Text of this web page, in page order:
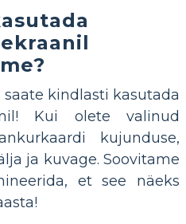
kindlasti kasutada
Kui olete valinud
kujunduse,
ja kuvage. Soovitame
et see näeks